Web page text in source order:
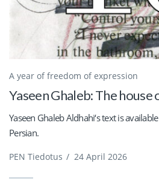
A year of freedom of expression
Yaseen Ghaleb: The
Yaseen Ghaleb Aldhahi‘s text is
Persian.
PEN Tiedotus / 24 April 2026